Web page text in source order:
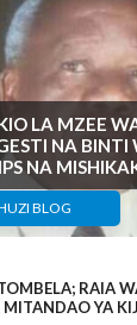
LA MZEE
NA
NA
BLOG
RAIA
MITANDAO YA